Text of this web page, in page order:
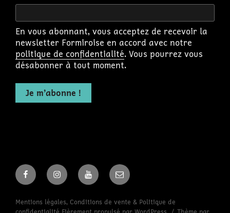
En vous abonnant, vous acceptez de recevoir la
newsletter Formiroise en accord avec notre
politique de confidentialité. Vous pourrez vous
désabonner à tout moment.
FacebookInstagramYoutubeEmail
Mentions légales, Conditions de vente & Politique de